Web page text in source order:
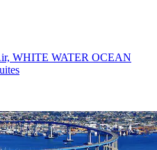
WHITE WATER OCEAN